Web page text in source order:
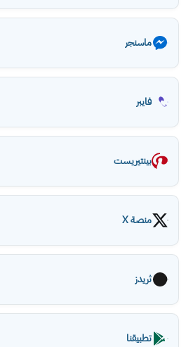
ماسنجر
فايبر
بينتيريست
منصة X
ثريدز
تطبيقنا